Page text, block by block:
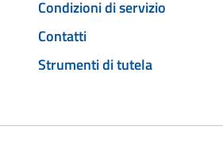
Condizioni di servizio
Contatti
Strumenti di tutela